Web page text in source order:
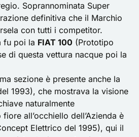
Soprannominata Super
definitiva che il Marchio
con tutti i competitor.
fu poi la FIAT 100 (Prototipo
di questa vettura nacque poi la
sezione è presente anche la
1993), che mostrava la visione
naturalmente
all’occhiello dell’Azienda è
Elettrico del 1995), qui il